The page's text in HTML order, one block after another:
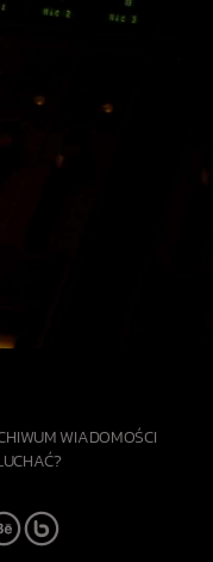
WIADOMOŚCI